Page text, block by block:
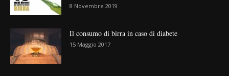
8 Novembre 2019
Il consumo di birra in caso di diabete
15 Maggio 2017